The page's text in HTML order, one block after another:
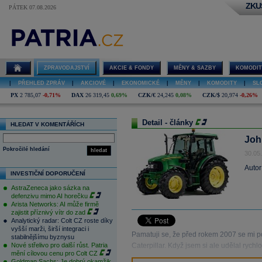
PÁTEK 07.08.2026
ZPRAVODAJSTVÍ AKCIE & FONDY MĚNY & SAZBY
PŘEHLED ZPRÁV AKCIOVÉ EKONOMICKÉ MĚNY KOMODITY
PX 2 785,07 -0,71% DAX 26 319,45 0,69% CZK/€ 24,245 0,08% CZK/$ 20,974 -0,26%
HLEDAT V KOMENTÁŘÍCH
hledat
Pokročilé hledání
INVESTIČNÍ DOPORUČENÍ
AstraZeneca jako sázka na
defenzivu mimo AI horečku
Arista Networks: AI může firmě
zajistit příznivý vítr do zad
Analytický radar: Colt CZ roste díky
vyšší marži, širší integraci i
stabilnějšímu byznysu
Nové střelivo pro další růst. Patria
mění cílovou cenu pro Colt CZ
Detail - články
Pamatuji se, že před rokem 2007 se mi
Caterpillar. Když jsem si ale udělal